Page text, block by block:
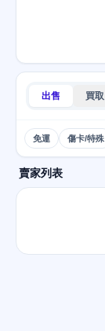
出售 買取
免運 傷卡/特殊
賣家列表